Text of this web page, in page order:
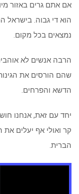
אם אתם גרים באזור
הוא די גבוה. בישראל
נמצאים בכל מקום.
הרבה אנשים לא
שהם הורסים את
הדשא והפרחים.
יחד עם זאת, אנחנו
קר ואולי אף יעלים את
הברית.